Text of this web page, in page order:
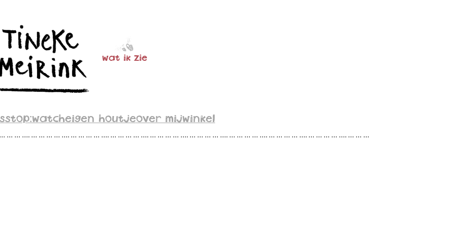
wat ik zie
stop:watcheigen houtjeover mijwinkel
… … …. … … … … …. … … … … …. … … … … …. … … … … …. … … … … …. … … … … …. … … … … …. … … … … …. … … …